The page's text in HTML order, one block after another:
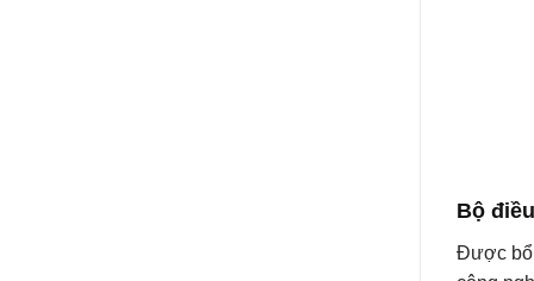
Bộ
Được bổ